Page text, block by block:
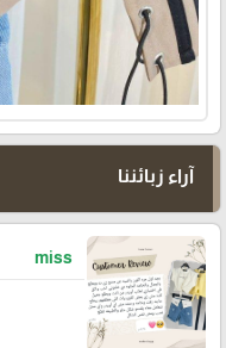
آراء زبائننا
miss